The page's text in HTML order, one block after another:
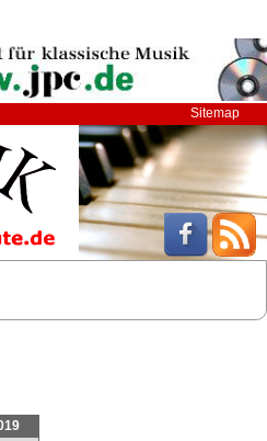
Sitemap